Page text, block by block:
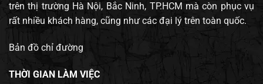
trên thị trường Hà Nội, Bắc Ninh, TP.HCM mà còn phục vụ
rất nhiều khách hàng, cũng như các đại lý trên toàn quốc.
Bản đồ chỉ đường
THỜI GIAN LÀM VIỆC